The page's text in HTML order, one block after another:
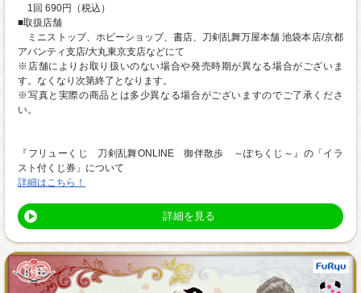
1回 690円（税込）
■取扱店舗
ミニストップ、ホビーショップ、書店、刀剣乱舞万屋本舗 池袋本店/京都
アバンティ支店/大丸東京支店などにて
※店舗によりお取り扱いのない場合や発売時期が異なる場合がございま
す。なくなり次第終了となります。
※写真と実際の商品とは多少異なる場合がございますのでご了承くださ
い。
『フリューくじ 刀剣乱舞ONLINE 御伴散歩 ～ぽちくじ～』の「イラ
スト付くじ券」について
詳細はこちら！
詳細を見る